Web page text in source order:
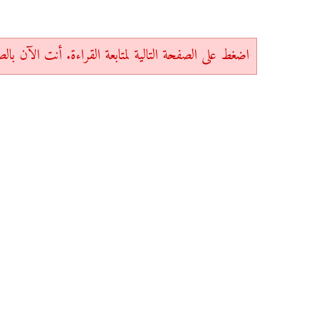
اضغط على الصفحة التالية لمتابعة القراءة. أنت الآن بالصفحة